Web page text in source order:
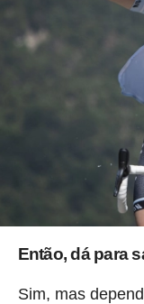
Então, dá para
Sim, mas